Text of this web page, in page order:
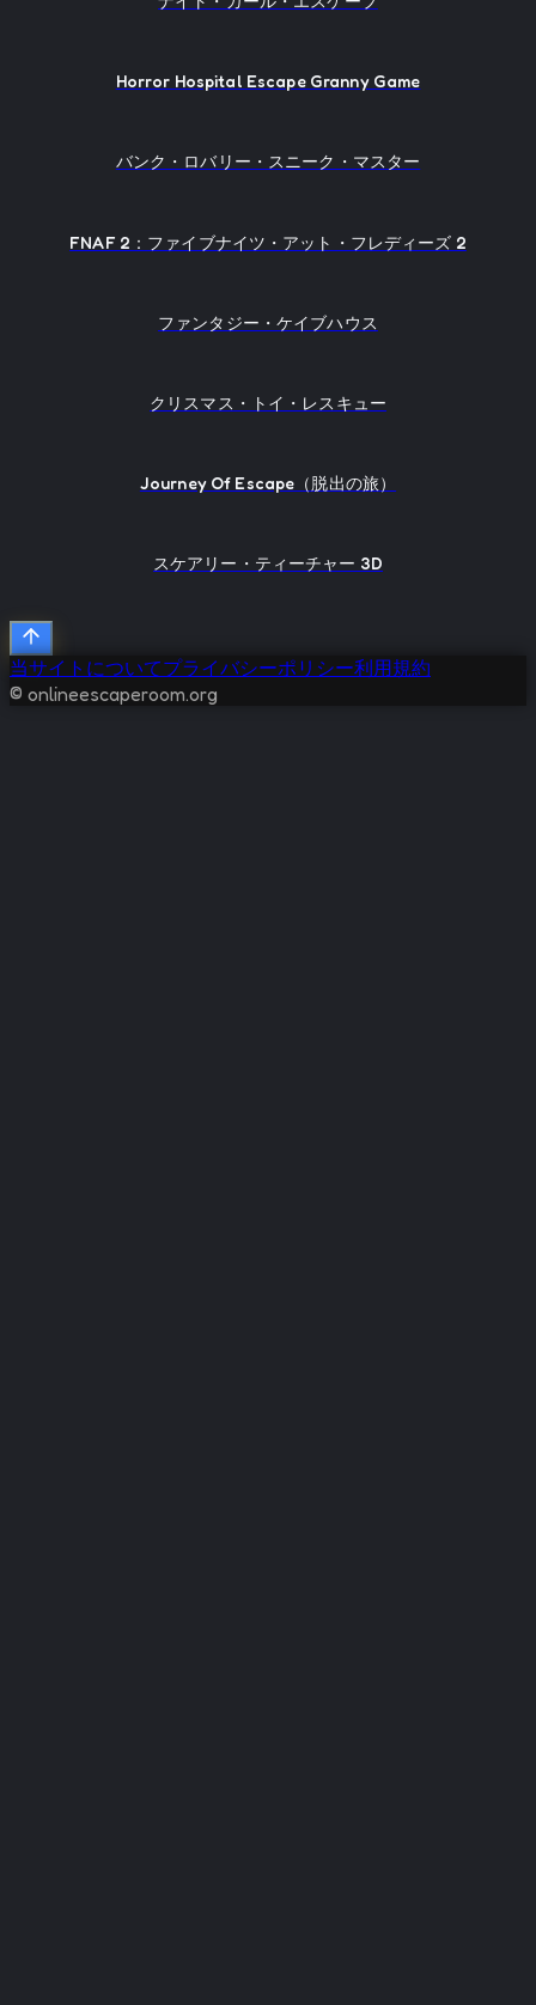
Horror Hospital Escape Granny Game
バンク・ロバリー・スニーク・マスター
FNAF 2：ファイブナイツ・アット・フレディーズ 2
ファンタジー・ケイブハウス
クリスマス・トイ・レスキュー
Journey Of Escape（脱出の旅）
スケアリー・ティーチャー 3D
当サイトについてプライバシーポリシー利用規約
© onlineescaperoom.org